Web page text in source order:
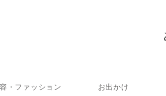
・ファッション お出かけ